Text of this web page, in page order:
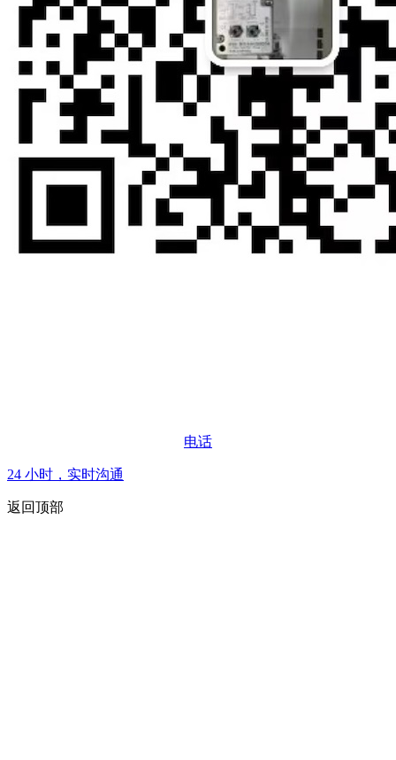
电话
24 小时，实时沟通
返回顶部